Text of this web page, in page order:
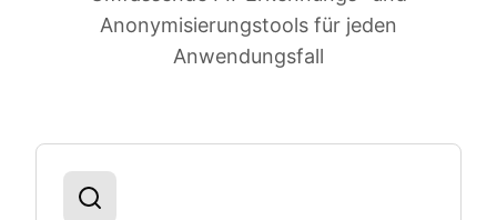
Anonymisierungstools für jeden
Anwendungsfall
Unsere Dienstleistungen